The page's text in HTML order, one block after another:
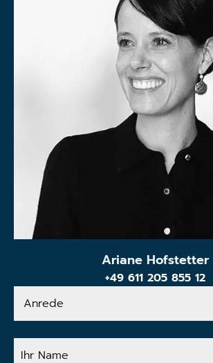
Ariane Hofstetter
+49 611 205 855 12
Anrede
Ihr
Name